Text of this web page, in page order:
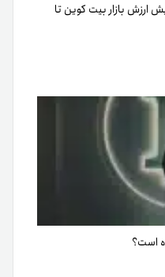
بازار بیت کوین تا
است؟